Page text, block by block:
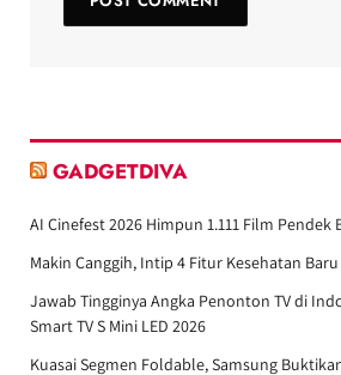
GADGETDIVA
AI Cinefest 2026 Himpun 1.111 Film Pendek
Makin Canggih, Intip 4 Fitur Kesehatan
Jawab Tingginya Angka Penonton TV di
Smart TV S Mini LED 2026
Kuasai Segmen Foldable, Samsung